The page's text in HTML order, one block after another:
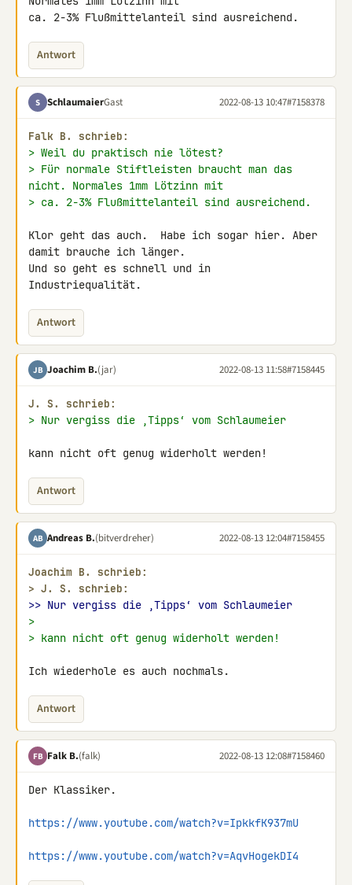
ca. 2-3% Flußmittelanteil sind ausreichend.
Antwort
S SchlaumaierGast 2022-08-13 10:47#7158378
Falk B. schrieb:
> Weil du praktisch nie lötest?
> Für normale Stiftleisten braucht man das
nicht. Normales 1mm Lötzinn mit
> ca. 2-3% Flußmittelanteil sind ausreichend.
Klor geht das auch.  Habe ich sogar hier. Aber
damit brauche ich länger.
Und so geht es schnell und in
Industriequalität.
Antwort
JB Joachim B.(jar) 2022-08-13 11:58#7158445
J. S. schrieb:
> Nur vergiss die ‚Tipps‘ vom Schlaumeier
kann nicht oft genug widerholt werden!
Antwort
AB Andreas B.(bitverdreher) 2022-08-13 12:04#7158455
Joachim B. schrieb:
> J. S. schrieb:
>> Nur vergiss die ‚Tipps‘ vom Schlaumeier
>
> kann nicht oft genug widerholt werden!
Ich wiederhole es auch nochmals.
Antwort
FB Falk B.(falk) 2022-08-13 12:08#7158460
Der Klassiker.
https://www.youtube.com/watch?v=IpkkfK937mU
https://www.youtube.com/watch?v=AqvHogekDI4